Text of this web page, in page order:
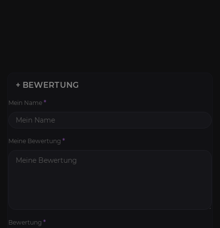
+ BEWERTUNG
Mein Name *
Meine Bewertung *
Bewertung *